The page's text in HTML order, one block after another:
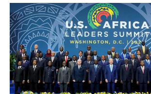
us
afri
sum.jpg